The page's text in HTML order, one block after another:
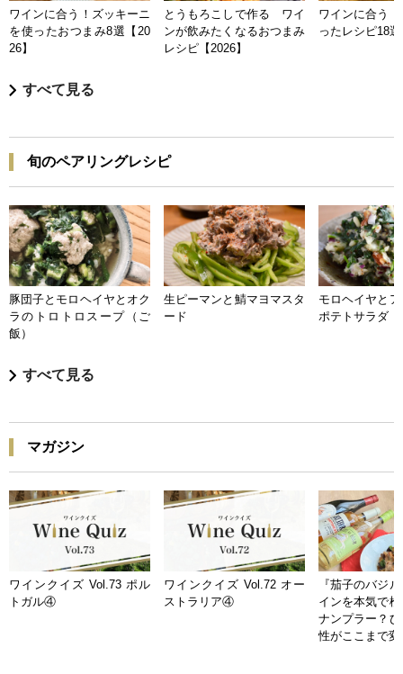
ワインに合う！ズッキーニ
を使ったおつまみ8選【20
26】
とうもろこしで作る ワイ
ンが飲みたくなるおつまみ
レシピ【2026】
ワインに合う
ったレシピ18
すべて見る
旬のペアリングレシピ
豚団子とモロヘイヤとオク
ラのトロトロスープ（ご
飯）
生ピーマンと鯖マヨマスタ
ード
モロヘイヤと
ポテトサラダ
すべて見る
マガジン
ワインクイズ Vol.73 ポル
トガル④
ワインクイズ Vol.72 オー
ストラリア④
『茄子のバジ
インを本気で
ナンプラー？
性がここまで